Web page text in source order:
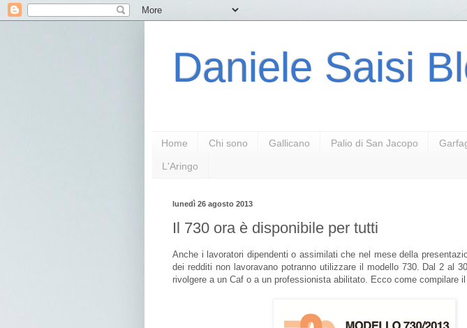
Daniele Saisi
Home Chi sono Gallicano Palio di San Jacopo
L'Aringo
lunedì 26 agosto 2013
Il 730 ora è disponibile per tutti
Anche i lavoratori dipendenti o assimilati che nel mese della
dei redditi non lavoravano potranno utilizzare il modello 730. Dal 2 al
rivolgere a un Caf o a un professionista abilitato. Ecco come compilare